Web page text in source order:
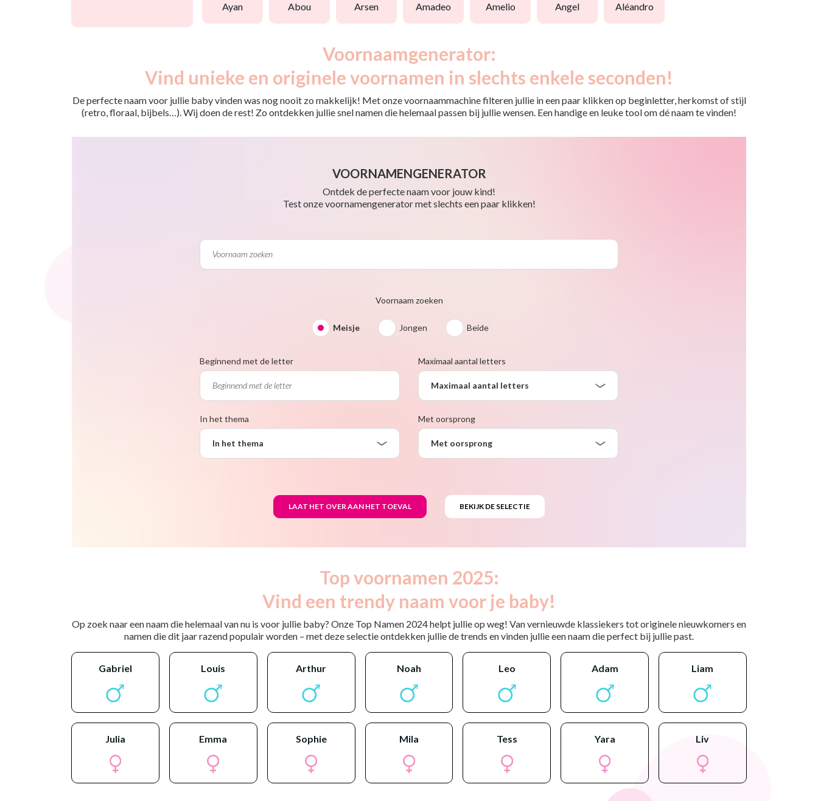
ayan abou arsen amadeo amelio angel aléandro
Voornaamgenerator:
Vind unieke en originele voornamen in slechts enkele seconden!
De perfecte naam voor jullie baby vinden was nog nooit zo makkelijk! Met onze voornaammachine filteren jullie in een paar klikken op beginletter, herkomst of stijl
(retro, floraal, bijbels…). Wij doen de rest! Zo ontdekken jullie snel namen die helemaal passen bij jullie wensen. Een handige en leuke tool om dé naam te vinden!
VOORNAMENGENERATOR
Ontdek de perfecte naam voor jouw kind!
Test onze voornamengenerator met slechts een paar klikken!
Voornaam zoeken
Meisje Jongen Beide
Beginnend met de letter Maximaal aantal letters
Maximaal aantal letters
In het thema
In het thema
Met oorsprong
Met oorsprong
Top voornamen 2025:
Vind een trendy naam voor je baby!
Op zoek naar een naam die helemaal van nu is voor jullie baby? Onze Top Namen 2024 helpt jullie op weg! Van vernieuwde klassiekers tot originele nieuwkomers en
namen die dit jaar razend populair worden – met deze selectie ontdekken jullie de trends en vinden jullie een naam die perfect bij jullie past.
gabriel louis arthur noah leo adam liam
julia emma sophie mila tess yara liv